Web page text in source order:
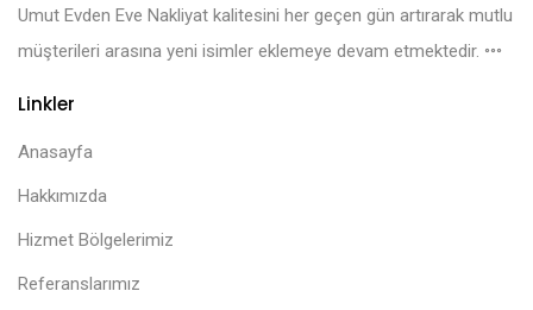
Umut Evden Eve Nakliyat kalitesini her geçen gün artırarak mutlu
müşterileri arasına yeni isimler eklemeye devam etmektedir.
Linkler
Anasayfa
Hakkımızda
Hizmet Bölgelerimiz
Referanslarımız